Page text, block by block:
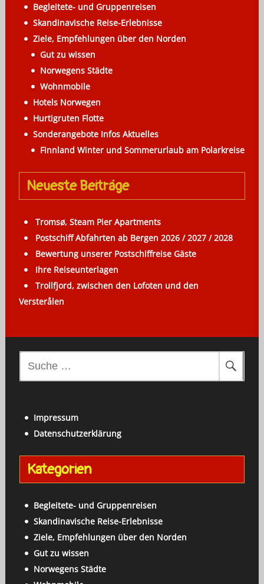
g
a
o
n
Begleitete- und Gruppenreisen
Skandinavische Reise-Erlebnisse
Ziele, Empfehlungen über den Norden
Gut zu wissen
Norwegens Städte
Wohnmobile
Hotels Norwegen
Hurtigruten Flotte
Sonderangebote Infos Aktuelles
Finnland Winter und Sommerurlaub am Polarkreise
Neueste Beiträge
Tromsø, Steam Pier Apartments
Postschiff Abfahrten ab Bergen 2026 / 2027 / 2028
Bewertung unserer Postschiffreise Gäste
Ihre Reiseunterlagen
Trollfjord, zwischen den Lofoten und den
Versterålen
e
n
a
h
Impressum
Datenschutzerklärung
Kategorien
Begleitete- und Gruppenreisen
Skandinavische Reise-Erlebnisse
Ziele, Empfehlungen über den Norden
Gut zu wissen
Norwegens Städte